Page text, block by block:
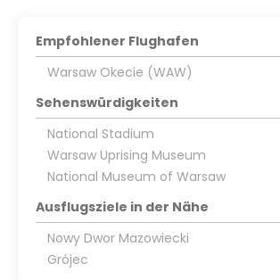
Empfohlener Flughafen
Warsaw Okecie (WAW)
Sehenswürdigkeiten
National Stadium
Warsaw Uprising Museum
National Museum of Warsaw
Ausflugsziele in der Nähe
Nowy Dwor Mazowiecki
Grójec